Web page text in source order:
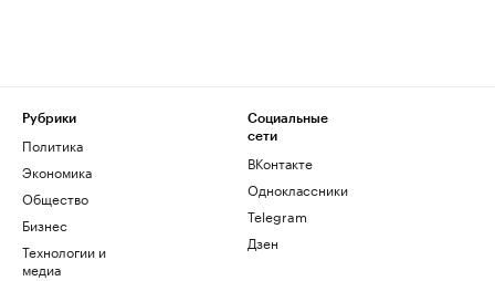
Рубрики
Политика
Экономика
Общество
Бизнес
Технологии и
медиа
Социальные
сети
ВКонтакте
Одноклассники
Telegram
Дзен